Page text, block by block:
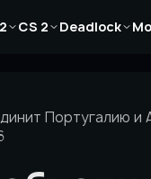
CS 2
СтатьиDeadlock
Статьи
Португалию и